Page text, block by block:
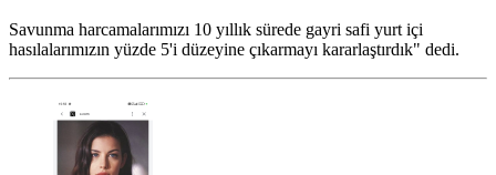
Savunma harcamalarımızı 10 yıllık sürede gayri safi yurt içi
hasılalarımızın yüzde 5'i düzeyine çıkarmayı kararlaştırdık" dedi.